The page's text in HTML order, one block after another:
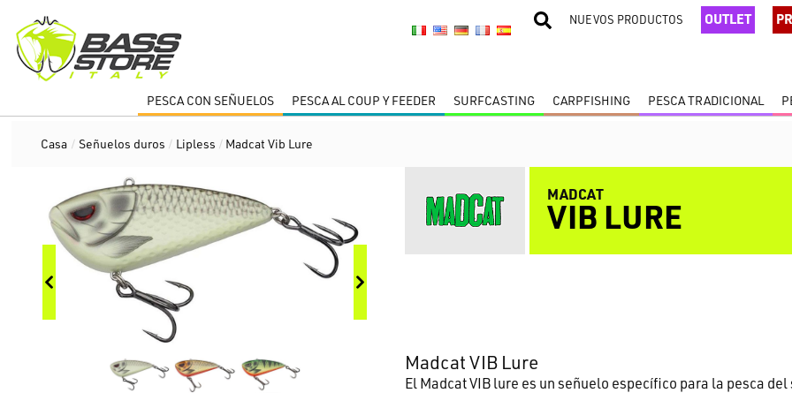
NUEVOS PRODUCTOS OUTLET
PESCA CON SEÑUELOS PESCA AL COUP Y FEEDER SURFCASTING CARPFISHING PESCA TRADICIONAL
Casa / Señuelos duros / Lipless / Madcat Vib Lure
MADCAT
VIB LURE
Madcat VIB Lure
El Madcat VIB lure es un señuelo específico para la pesca